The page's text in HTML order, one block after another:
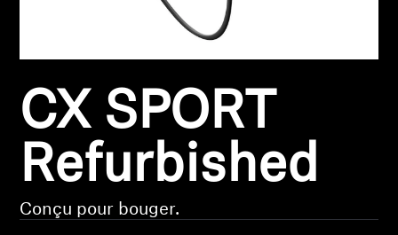
Audition
Audition par catégorie
CX SPORT
Refurbished
Conçu pour bouger.